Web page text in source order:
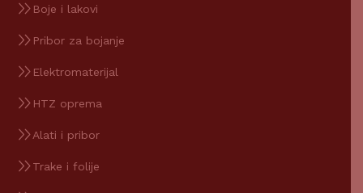
Boje i lakovi
Pribor za bojanje
Elektromaterijal
HTZ oprema
Alati i pribor
Trake i folije